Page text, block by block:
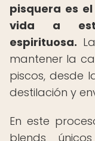
pisquera es
vida a
espirituosa.
mantener la
piscos, desde
destilación y
En este
blends